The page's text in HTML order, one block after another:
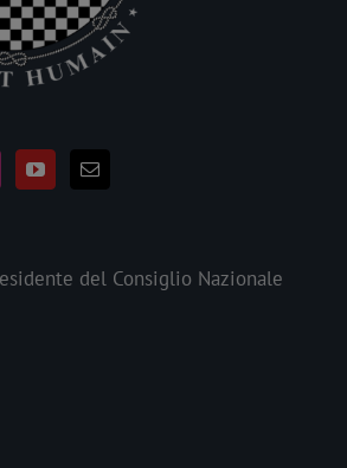
del Consiglio Nazionale